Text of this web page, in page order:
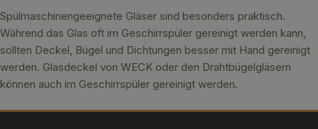
Spülmaschinengeeignete Gläser sind besonders praktisch.
Während das Glas oft im Geschirrspüler gereinigt werden kann,
sollten Deckel, Bügel und Dichtungen besser mit Hand gereinigt
werden. Glasdeckel von WECK oder den Drahtbügelgläsern
können auch im Geschirrspüler gereinigt werden.